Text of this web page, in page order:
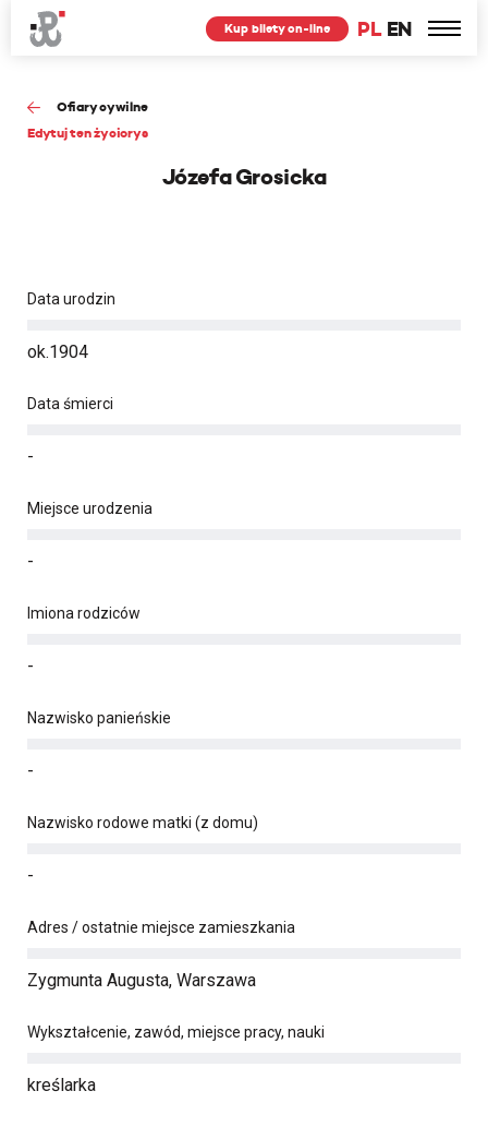
PL EN
Kup bilety on-line
Ofiary cywilne
Edytuj ten życiorys
Józefa Grosicka
Data urodzin
ok.1904
Data śmierci
-
Miejsce urodzenia
-
Imiona rodziców
-
Nazwisko panieńskie
-
Nazwisko rodowe matki (z domu)
-
Adres / ostatnie miejsce zamieszkania
Zygmunta Augusta, Warszawa
Wykształcenie, zawód, miejsce pracy, nauki
kreślarka